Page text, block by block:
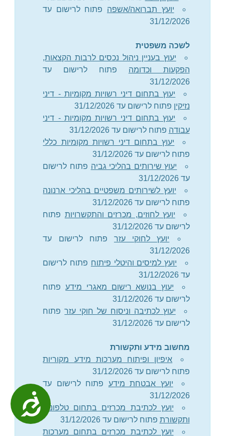
נגישות
יועץ תברואה/אשפה פתוח לרישום עד
31/12/2026
לשכה משפטית
יעוץ בעניין ניהול נכסים לרבות הקצאות,
הפקעות וכדומה פתוח לרישום עד
31/12/2026
יעוץ בתחום דיני רשויות מקומיות - דיני
נזיקין פתוח לרישום עד 31/12/2026
יעוץ בתחום דיני רשויות מקומיות - דיני
עבודה פתוח לרישום עד 31/12/2026
יעוץ בתחום דיני רשויות מקומיות כללי
פתוח לרישום עד 31/12/2026
יעוץ שירותים בהליכי גביה פתוח לרישום
עד 31/12/2026
יועץ לשירותים משפטיים בהליכי ארנונה
פתוח לרישום עד 31/12/2026
יועץ לחוזים, מכרזים והתקשרויות פתוח
לרישום עד 31/12/2026
יועץ לחוקי עזר פתוח לרישום עד
31/12/2026
יועץ למיסים והיטלי פיתוח פתוח לרישום
עד 31/12/2026
יעוץ בנושא רישום מאגרי מידעפתוח
לרישום עד 31/12/2026
יעוץ לכתיבה וניסוח של חוקי עזרפתוח
לרישום עד 31/12/2026
מחשוב מידע ותקשורת
איפיון ופיתוח מערכות מידע מקוריות
פתוח לרישום עד 31/12/2026
יועץ אבטחת מידע פתוח לרישום עד
31/12/2026
יועץ לכתיבת מכרזים בתחום טלפוניה
ותקשורת פתוח לרישום עד 31/12/2026
יועץ לכתיבת מכרזים בתחום מערכות